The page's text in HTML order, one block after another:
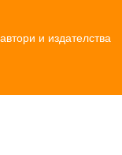
и издателства